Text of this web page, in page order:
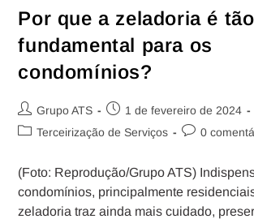
Por que a zeladoria é tão
fundamental para os
condomínios?
Grupo ATS
1 de fevereiro de 2024
Terceirização de Serviços
0
(Foto: Reprodução/Grupo ATS)
condomínios, principalmente
zeladoria traz ainda mais cuidado,